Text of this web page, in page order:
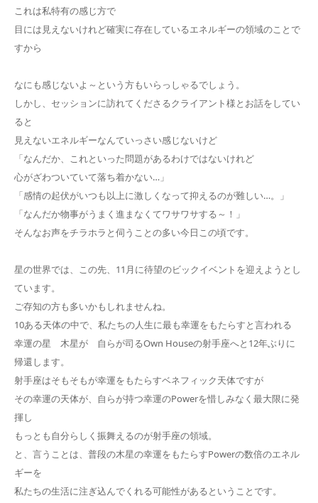
これは私特有の感じ方で
目には見えないけれど確実に存在しているエネルギーの領域のことで
すから
なにも感じないよ～という方もいらっしゃるでしょう。
しかし、セッションに訪れてくださるクライアント様とお話をしてい
ると
見えないエネルギーなんていっさい感じないけど
「なんだか、これといった問題があるわけではないけれど
心がざわついていて落ち着かない…」
「感情の起伏がいつも以上に激しくなって抑えるのが難しい…。」
「なんだか物事がうまく進まなくてワサワサする～！」
そんなお声をチラホラと伺うことの多い今日この頃です。
星の世界では、この先、11月に待望のビックイベントを迎えようとし
ています。
ご存知の方も多いかもしれませんね。
10ある天体の中で、私たちの人生に最も幸運をもたらすと言われる
幸運の星 木星が 自らが司るOwn Houseの射手座へと12年ぶりに
帰還します。
射手座はそもそもが幸運をもたらすベネフィック天体ですが
その幸運の天体が、自らが持つ幸運のPowerを惜しみなく最大限に発
揮し
もっとも自分らしく振舞えるのが射手座の領域。
と、言うことは、普段の木星の幸運をもたらすPowerの数倍のエネル
ギーを
私たちの生活に注ぎ込んでくれる可能性があるということです。